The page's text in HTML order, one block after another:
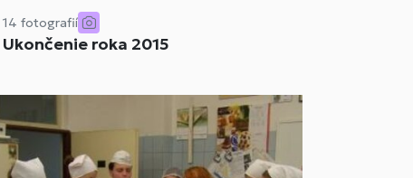
14 fotografií
Ukončenie roka 2015